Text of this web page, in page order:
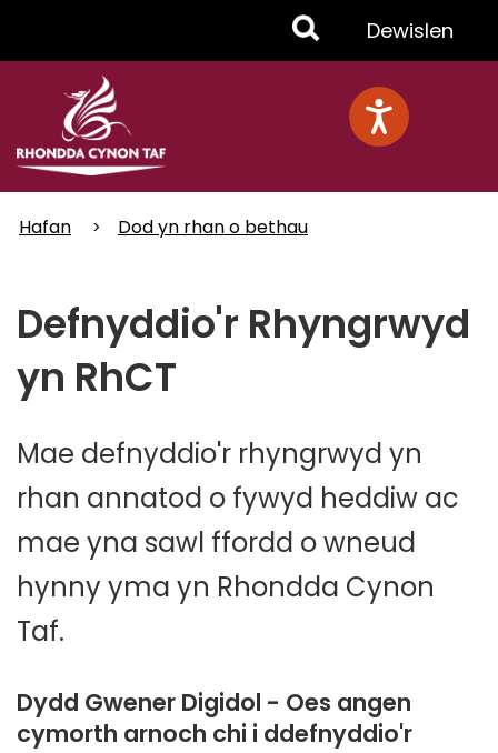
Toggle
Menu
Dewislen
Hafan Dod yn rhan o bethau
Defnyddio'r Rhyngrwyd
yn RhCT
Mae defnyddio'r rhyngrwyd yn
rhan annatod o fywyd heddiw ac
mae yna sawl ffordd o wneud
hynny yma yn Rhondda Cynon
Taf.
Dydd Gwener Digidol - Oes angen
cymorth arnoch chi i ddefnyddio'r